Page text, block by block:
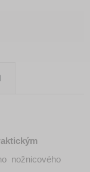
nožnicového